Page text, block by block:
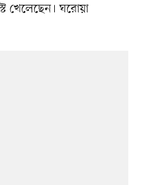
খেলেছেন। ঘরোয়া